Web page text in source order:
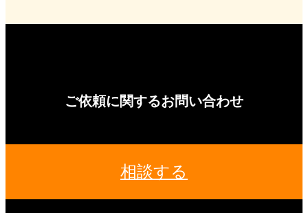
ご依頼に関するお問い合わせ
相談する